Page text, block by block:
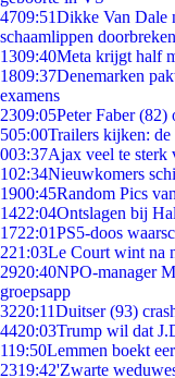
4709:51Dikke Van Dale
schaamlippen
1309:40Meta krijgt half
1809:37Denemarken
examens
2309:05Peter Faber (82)
505:00Trailers kijken: de
003:37Ajax veel te sterk
102:34Nieuwkomers
1900:45Random Pics
1422:04Ontslagen bij
1722:01PS5-doos
221:03Le Court wint na
2920:40NPO-manager
groepsapp
3220:11Duitser (93)
4420:03Trump wil dat
119:50Lemmen boekt
2319:42'Zwarte